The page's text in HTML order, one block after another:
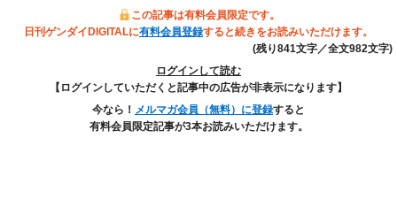
この記事は有料会員限定です。
日刊ゲンダイDIGITALに有料会員登録すると続きをお読みいただけます。
(残り841文字／全文982文字)
ログインして読む
【ログインしていただくと記事中の広告が非表示になります】
今なら！ メルマガ会員（無料）に登録すると
有料会員限定記事が3本お読みいただけます。